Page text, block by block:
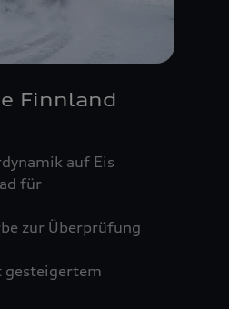
Finnland
auf Eis
für
zur Überprüfung
gesteigertem